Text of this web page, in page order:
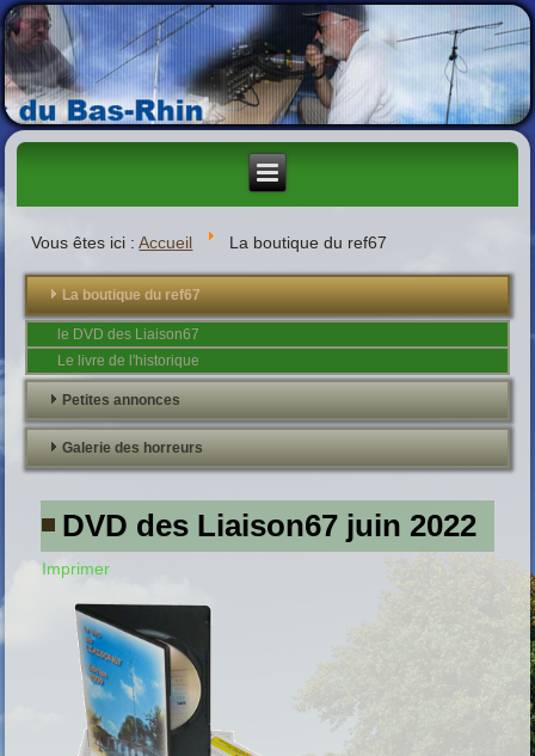
Vous êtes ici :Accueil La boutique du ref67
La boutique du ref67
le DVD des Liaison67
Le livre de l'historique
Petites annonces
Galerie des horreurs
DVD des Liaison67 juin 2022
Imprimer